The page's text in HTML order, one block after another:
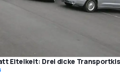
Eitelkeit: Drei dicke